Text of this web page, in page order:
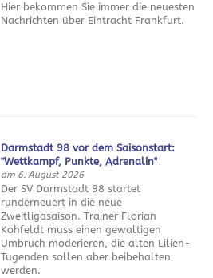
Hier bekommen Sie immer die neuesten
Nachrichten über Eintracht Frankfurt.
Darmstadt 98 vor dem Saisonstart:
"Wettkampf, Punkte, Adrenalin"
am 6. August 2026
Der SV Darmstadt 98 startet
runderneuert in die neue
Zweitligasaison. Trainer Florian
Kohfeldt muss einen gewaltigen
Umbruch moderieren, die alten Lilien-
Tugenden sollen aber beibehalten
werden.